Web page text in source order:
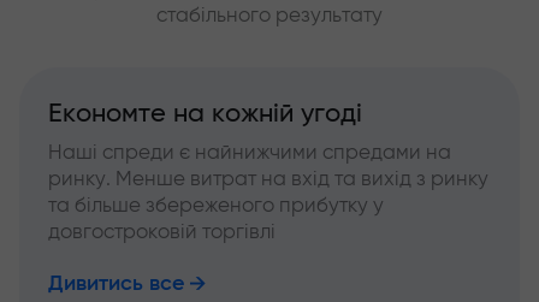
стабільного результату
Економте на кожній угоді
Наші спреди є найнижчими спредами на
ринку. Менше витрат на вхід та вихід з ринку
та більше збереженого прибутку у
довгостроковій торгівлі
Дивитись все